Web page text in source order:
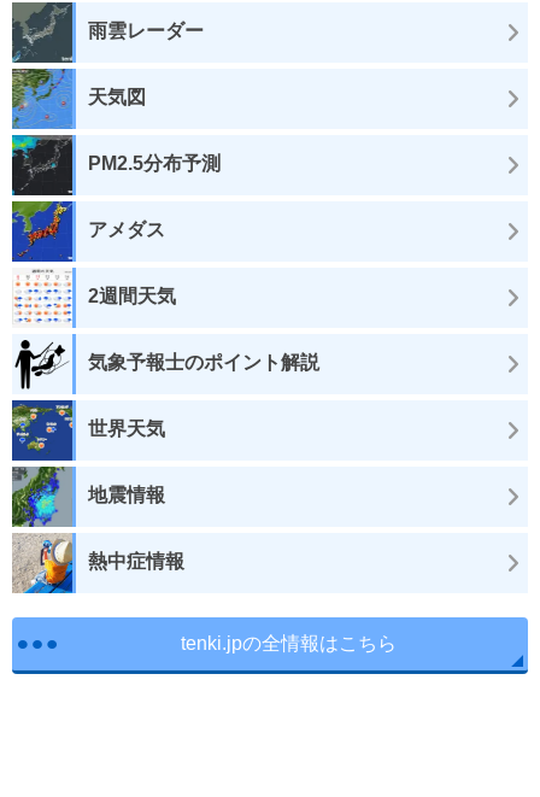
雨雲レーダー
天気図
PM2.5分布予測
アメダス
2週間天気
気象予報士のポイント解説
世界天気
地震情報
熱中症情報
tenki.jpの全情報はこちら